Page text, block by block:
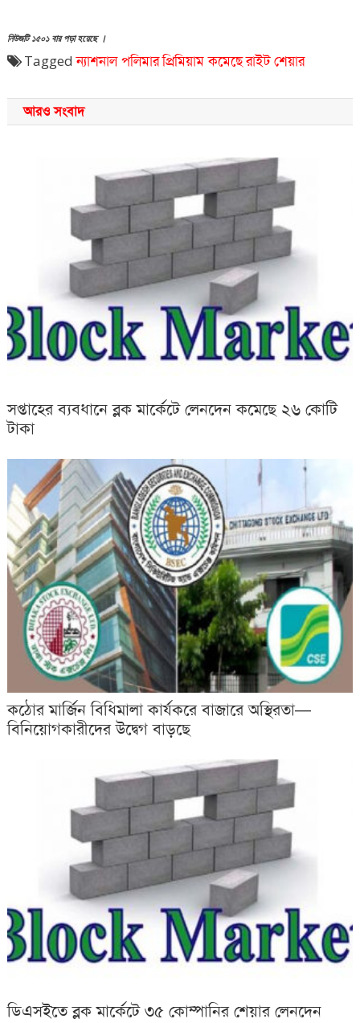
নিউজটি ১৫০১ বার পড়া হয়েছে ।
Taggedন্যাশনাল পলিমারপ্রিমিয়াম কমেছেরাইট শেয়ার
আরও সংবাদ
সপ্তাহের ব্যবধানে ব্লক মার্কেটে লেনদেন কমেছে ২৬ কোটি
টাকা
কঠোর মার্জিন বিধিমালা কার্যকরে বাজারে অস্থিরতা—
বিনিয়োগকারীদের উদ্বেগ বাড়ছে
ডিএসইতে ব্লক মার্কেটে ৩৫ কোম্পানির শেয়ার লেনদেন